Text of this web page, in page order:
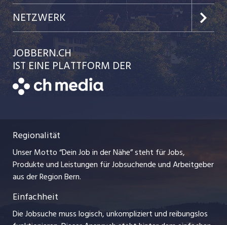
Jobs in der Stadt Biel
Festanstellungen
Temporäre Jobs
Freelance Jobs
Ferienjobs
Management / Kader-Jobs
Arbeitgeber
Kundenlogin
Einzelinserat disponieren
Schnittstelle
Bewerber-Cockpit
Team
Ratgeber
AGB
Datenschutzerklärung
Impressum
Stellenmeldepflicht
NETZWERK
jobbasel.ch
jobmittelland.ch
zentraljob.ch
myjob.ch
jobzüri.ch
ajourjob.ch
JOBBERN.CH
IST EINE PLATTFORM DER
Regionalität
Unser Motto “Dein Job in der Nähe” steht für Jobs,
Produkte und Leistungen für Jobsuchende und Arbeitgeber
aus der Region Bern.
Einfachheit
Die Jobsuche muss logisch, unkompliziert und reibungslos